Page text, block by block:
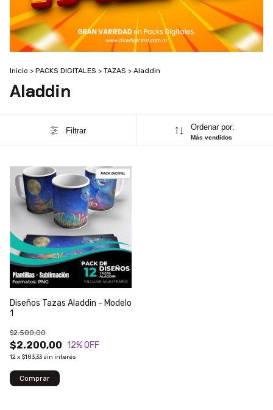
Inicio > PACKS DIGITALES > TAZAS > Aladdin
Aladdin
Filtrar Ordenar por:
Más vendidos
Diseños Tazas Aladdin - Modelo
1
$2.200,00
$2.500,00
12% OFF
12x $183,33 sin interés